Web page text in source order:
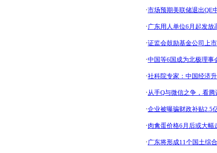
·市场预期美联储退出QE
·广东用人单位6月起发放
·证监会鼓励基金公司上
·中国等6国成为北极理事
·社科院专家：中国经济
·从手Q与微信之争，看
·企业被曝骗财政补贴2.5
·肉禽蛋价格6月后或大幅
·广东将形成11个国土综